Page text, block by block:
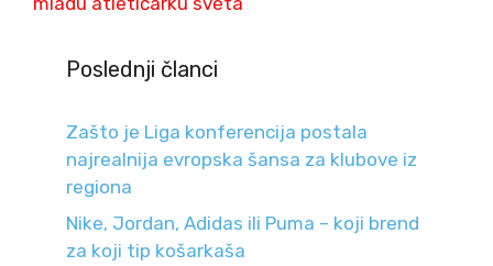
Poslednji članci
Zašto je Liga konferencija postala
najrealnija evropska šansa za klubove iz
regiona
Nike, Jordan, Adidas ili Puma – koji brend
za koji tip košarkaša